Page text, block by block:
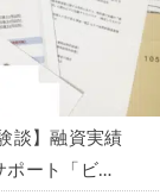
談】融資実績
ート「ビジ